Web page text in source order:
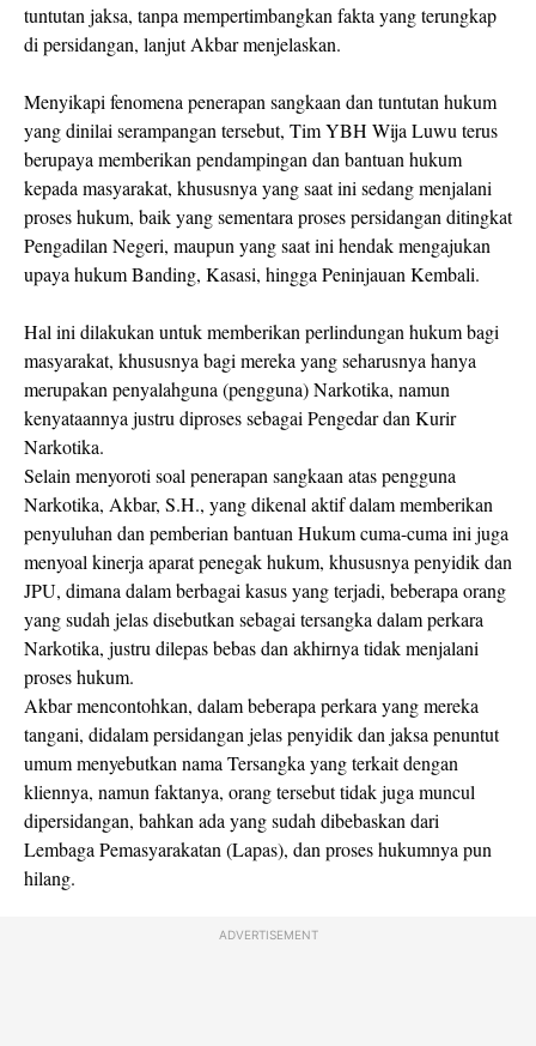
tuntutan jaksa, tanpa mempertimbangkan fakta yang terungkap
di persidangan, lanjut Akbar menjelaskan.
Menyikapi fenomena penerapan sangkaan dan tuntutan hukum
yang dinilai serampangan tersebut, Tim YBH Wija Luwu terus
berupaya memberikan pendampingan dan bantuan hukum
kepada masyarakat, khususnya yang saat ini sedang menjalani
proses hukum, baik yang sementara proses persidangan ditingkat
Pengadilan Negeri, maupun yang saat ini hendak mengajukan
upaya hukum Banding, Kasasi, hingga Peninjauan Kembali.
Hal ini dilakukan untuk memberikan perlindungan hukum bagi
masyarakat, khususnya bagi mereka yang seharusnya hanya
merupakan penyalahguna (pengguna) Narkotika, namun
kenyataannya justru diproses sebagai Pengedar dan Kurir
Narkotika.
Selain menyoroti soal penerapan sangkaan atas pengguna
Narkotika, Akbar, S.H., yang dikenal aktif dalam memberikan
penyuluhan dan pemberian bantuan Hukum cuma-cuma ini juga
menyoal kinerja aparat penegak hukum, khususnya penyidik dan
JPU, dimana dalam berbagai kasus yang terjadi, beberapa orang
yang sudah jelas disebutkan sebagai tersangka dalam perkara
Narkotika, justru dilepas bebas dan akhirnya tidak menjalani
proses hukum.
Akbar mencontohkan, dalam beberapa perkara yang mereka
tangani, didalam persidangan jelas penyidik dan jaksa penuntut
umum menyebutkan nama Tersangka yang terkait dengan
kliennya, namun faktanya, orang tersebut tidak juga muncul
dipersidangan, bahkan ada yang sudah dibebaskan dari
Lembaga Pemasyarakatan (Lapas), dan proses hukumnya pun
hilang.
ADVERTISEMENT